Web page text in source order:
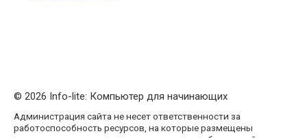
© 2026 Info-lite: Компьютер для начинающих
Администрация сайта не несет ответственности за
работоспособность ресурсов, на которые размещены